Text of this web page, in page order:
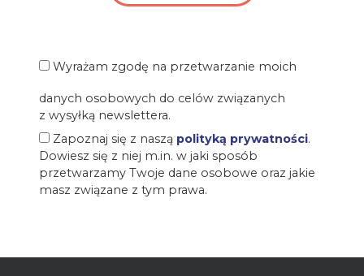
Wyrażam zgodę na przetwarzanie moich
danych osobowych do celów związanych
z wysyłką newslettera.
Zapoznaj się z naszą polityką prywatności.
Dowiesz się z niej m.in. w jaki sposób
przetwarzamy Twoje dane osobowe oraz jakie
masz związane z tym prawa.